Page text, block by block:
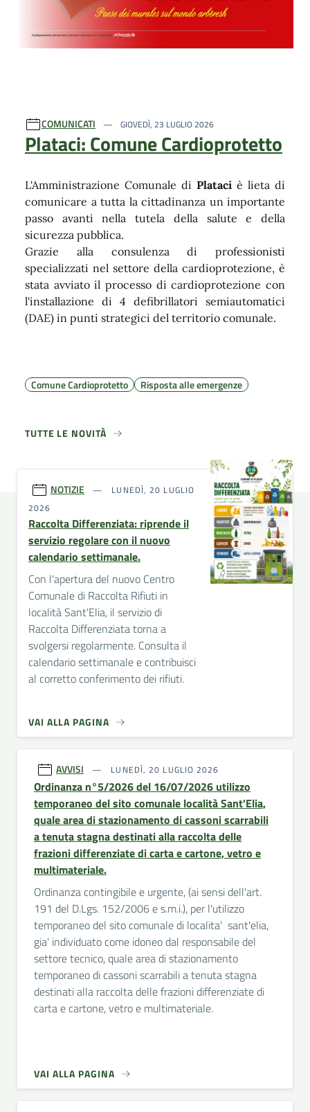
COMUNICATI GIOVEDÌ, 23 LUGLIO 2026
Plataci: Comune Cardioprotetto
L'Amministrazione Comunale di Plataci è lieta di
comunicare a tutta la cittadinanza un importante
passo avanti nella tutela della salute e della
sicurezza pubblica.
Grazie alla consulenza di professionisti
specializzati nel settore della cardioprotezione, è
stata avviato il processo di cardioprotezione con
l'installazione di 4 defibrillatori semiautomatici
(DAE) in punti strategici del territorio comunale.
Comune Cardioprotetto Risposta alle emergenze
TUTTE LE NOVITÀ
NOTIZIE
LUNEDÌ, 20 LUGLIO
2026
Raccolta Differenziata: riprende il
servizio regolare con il nuovo
calendario settimanale.
Con l'apertura del nuovo Centro
Comunale di Raccolta Rifiuti in
località Sant'Elia, il servizio di
Raccolta Differenziata torna a
svolgersi regolarmente. Consulta il
calendario settimanale e contribuisci
al corretto conferimento dei rifiuti.
VAI ALLA PAGINA
AVVISI LUNEDÌ, 20 LUGLIO 2026
Ordinanza n°5/2026 del 16/07/2026 utilizzo
temporaneo del sito comunale località Sant'Elia,
quale area di stazionamento di cassoni scarrabili
a tenuta stagna destinati alla raccolta delle
frazioni differenziate di carta e cartone, vetro e
multimateriale.
Ordinanza contingibile e urgente, (ai sensi dell'art.
191 del D.Lgs. 152/2006 e s.m.i.), per l'utilizzo
temporaneo del sito comunale di localita' sant'elia,
gia' individuato come idoneo dal responsabile del
settore tecnico, quale area di stazionamento
temporaneo di cassoni scarrabili a tenuta stagna
destinati alla raccolta delle frazioni differenziate di
carta e cartone, vetro e multimateriale.
VAI ALLA PAGINA